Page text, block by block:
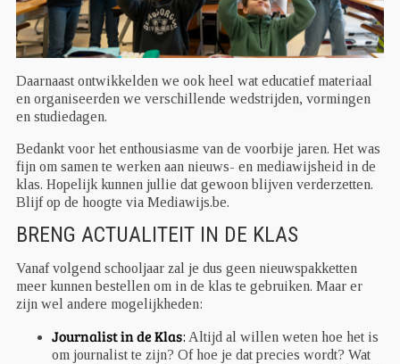
Daarnaast ontwikkelden we ook heel wat educatief materiaal
en organiseerden we verschillende wedstrijden, vormingen
en studiedagen.
Bedankt voor het enthousiasme van de voorbije jaren. Het was
fijn om samen te werken aan nieuws- en mediawijsheid in de
klas. Hopelijk kunnen jullie dat gewoon blijven verderzetten.
Blijf op de hoogte via Mediawijs.be.
BRENG ACTUALITEIT IN DE KLAS
Vanaf volgend schooljaar zal je dus geen nieuwspakketten
meer kunnen bestellen om in de klas te gebruiken. Maar er
zijn wel andere mogelijkheden:
Journalist in de Klas: Altijd al willen weten hoe het is
om journalist te zijn? Of hoe je dat precies wordt? Wat